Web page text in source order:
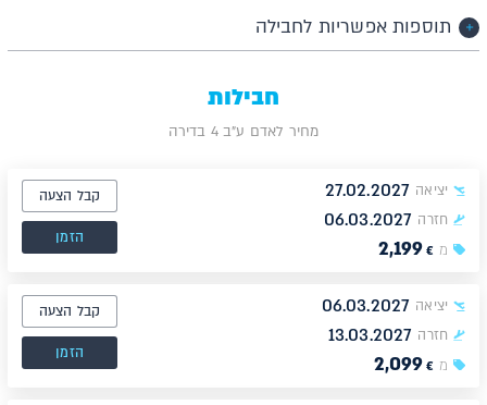
תוספות אפשריות לחבילה
חבילות
מחיר לאדם ע"ב 4 בדירה
יציאה 27.02.2027
חזרה 06.03.2027
מ 2,199 €
קבל הצעה
הזמן
יציאה 06.03.2027
חזרה 13.03.2027
מ 2,099 €
קבל הצעה
הזמן